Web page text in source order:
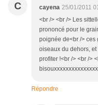
C cayena 25/01/2011
<br /> <br /> Les
prononcé pour le
poignée de<br />
oiseaux du dehors,
profiter !<br /> <br />
Répondre